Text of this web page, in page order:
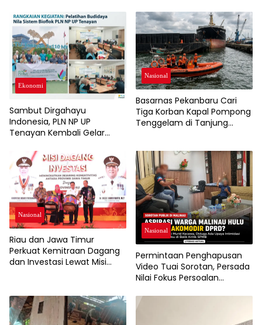
Ekonomi
Sambut Dirgahayu
Indonesia, PLN NP UP
Tenayan Kembali Gelar
Pertumbuhan Ekonomi dan
Ketahanan Pangan Warga
Nasional
Basarnas Pekanbaru Cari
Tiga Korban Kapal Pompong
Tenggelam di Tanjung
Nasional
Riau dan Jawa Timur
Perkuat Kemitraan Dagang
dan Investasi Lewat Misi
Nasional
Permintaan Penghapusan
Video Tuai Sorotan, Persada
Nilai Fokus Persoalan
Soal SPMB